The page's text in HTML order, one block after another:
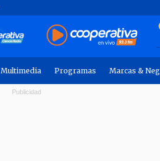
Multimedia Programas Marcas &